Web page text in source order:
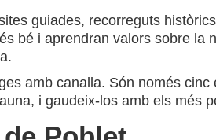
guiades, recorreguts
bé i aprendran valors sobre
amb canalla. Són només
i gaudeix-los amb els més